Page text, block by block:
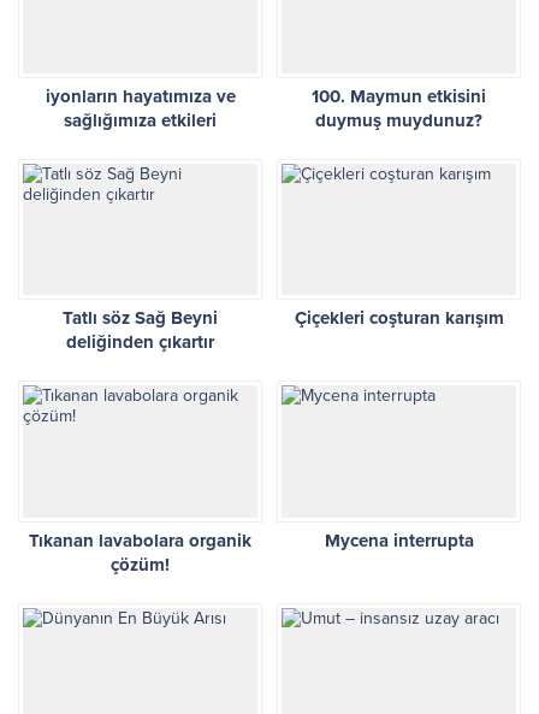
iyonların hayatımıza ve
sağlığımıza etkileri
100. Maymun etkisini
duymuş muydunuz?
Tatlı söz Sağ Beyni
deliğinden çıkartır
Çiçekleri coşturan karışım
Tıkanan lavabolara organik
çözüm!
Mycena interrupta